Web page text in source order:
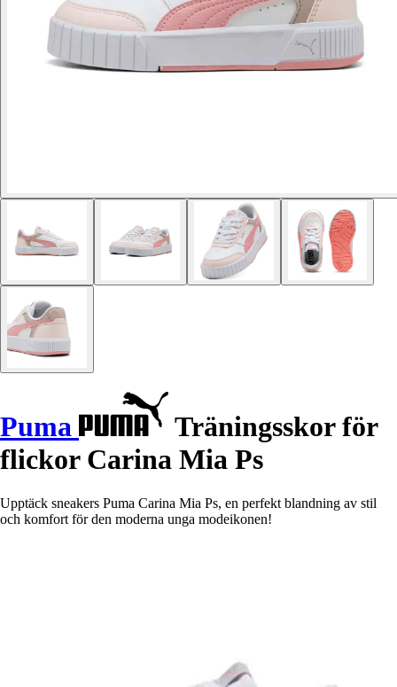
Puma
Träningsskor för
flickor Carina Mia Ps
Upptäck sneakers Puma Carina Mia Ps, en perfekt blandning av stil
och komfort för den moderna unga modeikonen!